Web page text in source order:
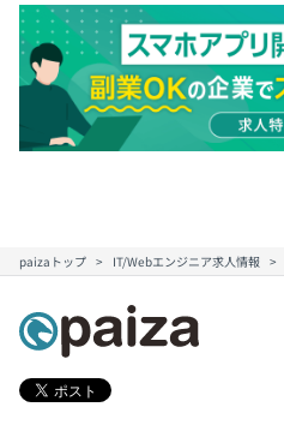
paizaトップ IT/Webエンジニア求人情報